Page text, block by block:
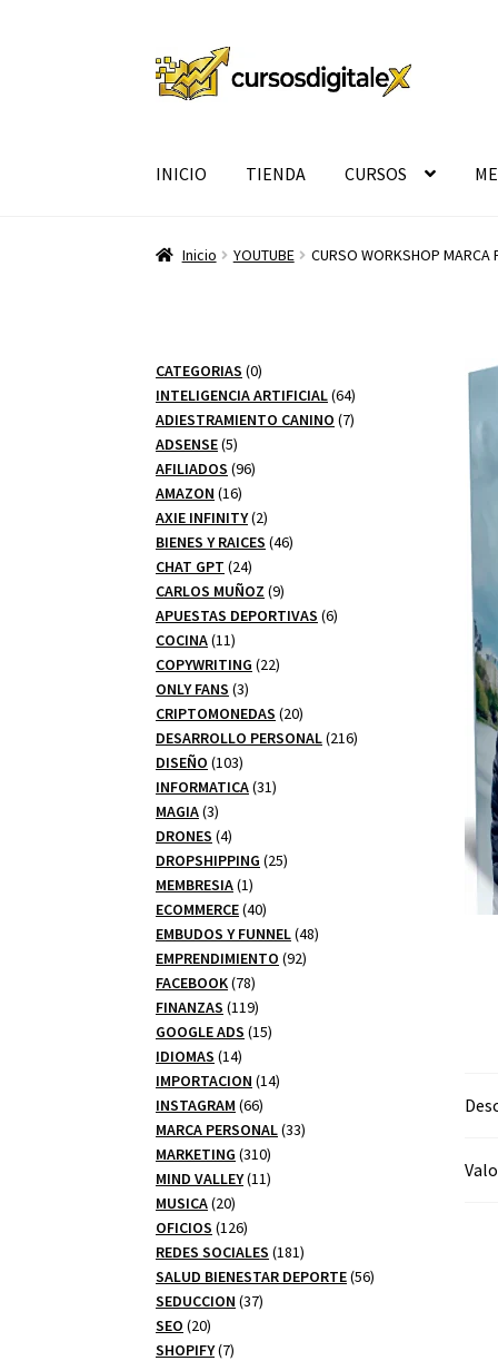
Ir
a
Ir
al
INICIO TIENDA CURSOS
Inicio YOUTUBE CURSO WORKSHOP MARCA
CATEGORIAS 00
productos
INTELIGENCIA ARTIFICIAL 6464
productos
ADIESTRAMIENTO CANINO 77
ADSENSE 55
productos
AFILIADOS 9696
AMAZON 1616
productos
AXIE INFINITY 22
productos
BIENES Y RAICES 4646
CHAT GPT 2424
productos
CARLOS MUÑOZ 99
productos
APUESTAS DEPORTIVAS 66
COCINA 1111
productos
COPYWRITING 2222
ONLY FANS 33
productos
CRIPTOMONEDAS 2020
productos
DESARROLLO PERSONAL 216216
DISEÑO 103103
productos
INFORMATICA 3131
MAGIA 33
productos
DRONES 44
productos
DROPSHIPPING 2525
MEMBRESIA 11
producto
ECOMMERCE 4040
productos
EMBUDOS Y FUNNEL 4848
EMPRENDIMIENTO 9292
FACEBOOK 7878
productos
FINANZAS 119119
productos
GOOGLE ADS 1515
IDIOMAS 1414
productos
IMPORTACION 1414
INSTAGRAM 6666
productos
MARCA PERSONAL 3333
MARKETING 310310
productos
MIND VALLEY 1111
MUSICA 2020
productos
OFICIOS 126126
productos
REDES SOCIALES 181181
productos
SALUD BIENESTAR DEPORTE 5656
SEDUCCION 3737
SEO 2020
productos
SHOPIFY 77